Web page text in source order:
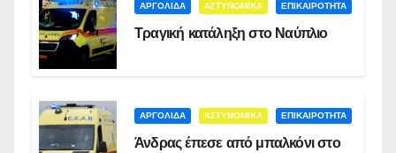
ΑΡΓΟΛΙΔΑ ΑΣΤΥΝΟΜΙΚΑ ΕΠΙΚΑΙΡΟΤΗΤΑ
Τραγική κατάληξη στο Ναύπλιο
ΑΡΓΟΛΙΔΑ ΑΣΤΥΝΟΜΙΚΑ ΕΠΙΚΑΙΡΟΤΗΤΑ
Άνδρας έπεσε από μπαλκόνι στο